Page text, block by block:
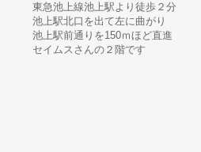
東急池上線池上駅より徒歩２分
池上駅北口を出て左に曲がり
池上駅前通りを150ｍほど直進
セイムスさんの２階です